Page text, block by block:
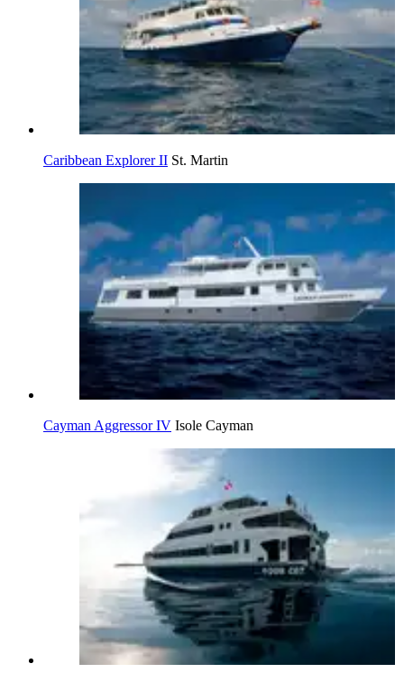
Caribbean Explorer II St. Martin
Cayman Aggressor IV Isole Cayman